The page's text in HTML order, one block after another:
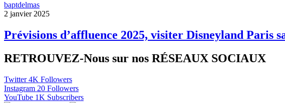
baptdelmas
2 janvier 2025
Prévisions d’affluence 2025, visiter Disneyland Paris
RETROUVEZ-Nous sur nos RÉSEAUX SOCIAUX
Twitter 4K Followers
Instagram 20 Followers
YouTube 1K Subscribers